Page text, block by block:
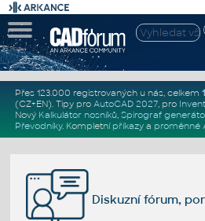
Přes 123.000 registrovaných u nás, celkem
(CZ+EN). Tipy pro AutoCAD 2027, pro
Nový Kalkulátor nosníků, Spirograf
Převodníky. Kompletní příkazya proměnné
Diskuzní fórum,